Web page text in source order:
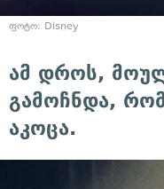
ფოტო: Disney
ამ დროს,
გამოჩნდა,
აკოცა.